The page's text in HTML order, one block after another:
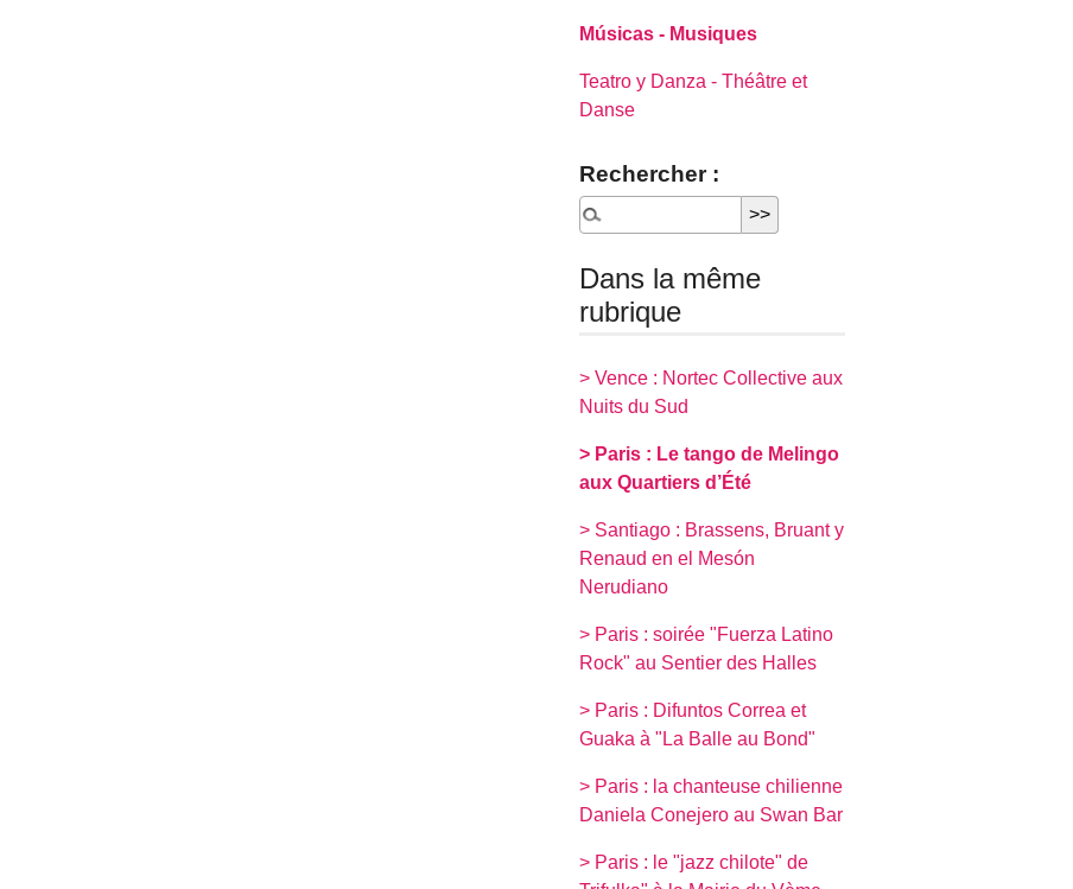
Músicas - Musiques
Teatro y Danza - Théâtre et
Danse
Rechercher :
Dans la même
rubrique
> Vence : Nortec Collective aux
Nuits du Sud
> Paris : Le tango de Melingo
aux Quartiers d’Été
> Santiago : Brassens, Bruant y
Renaud en el Mesón
Nerudiano
> Paris : soirée "Fuerza Latino
Rock" au Sentier des Halles
> Paris : Difuntos Correa et
Guaka à "La Balle au Bond"
> Paris : la chanteuse chilienne
Daniela Conejero au Swan Bar
> Paris : le "jazz chilote" de